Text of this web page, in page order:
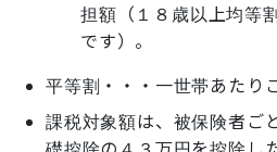
担額（１８歳以上均等
です）。
平等割・・・一世帯あたり
課税対象額は、被保険者ご